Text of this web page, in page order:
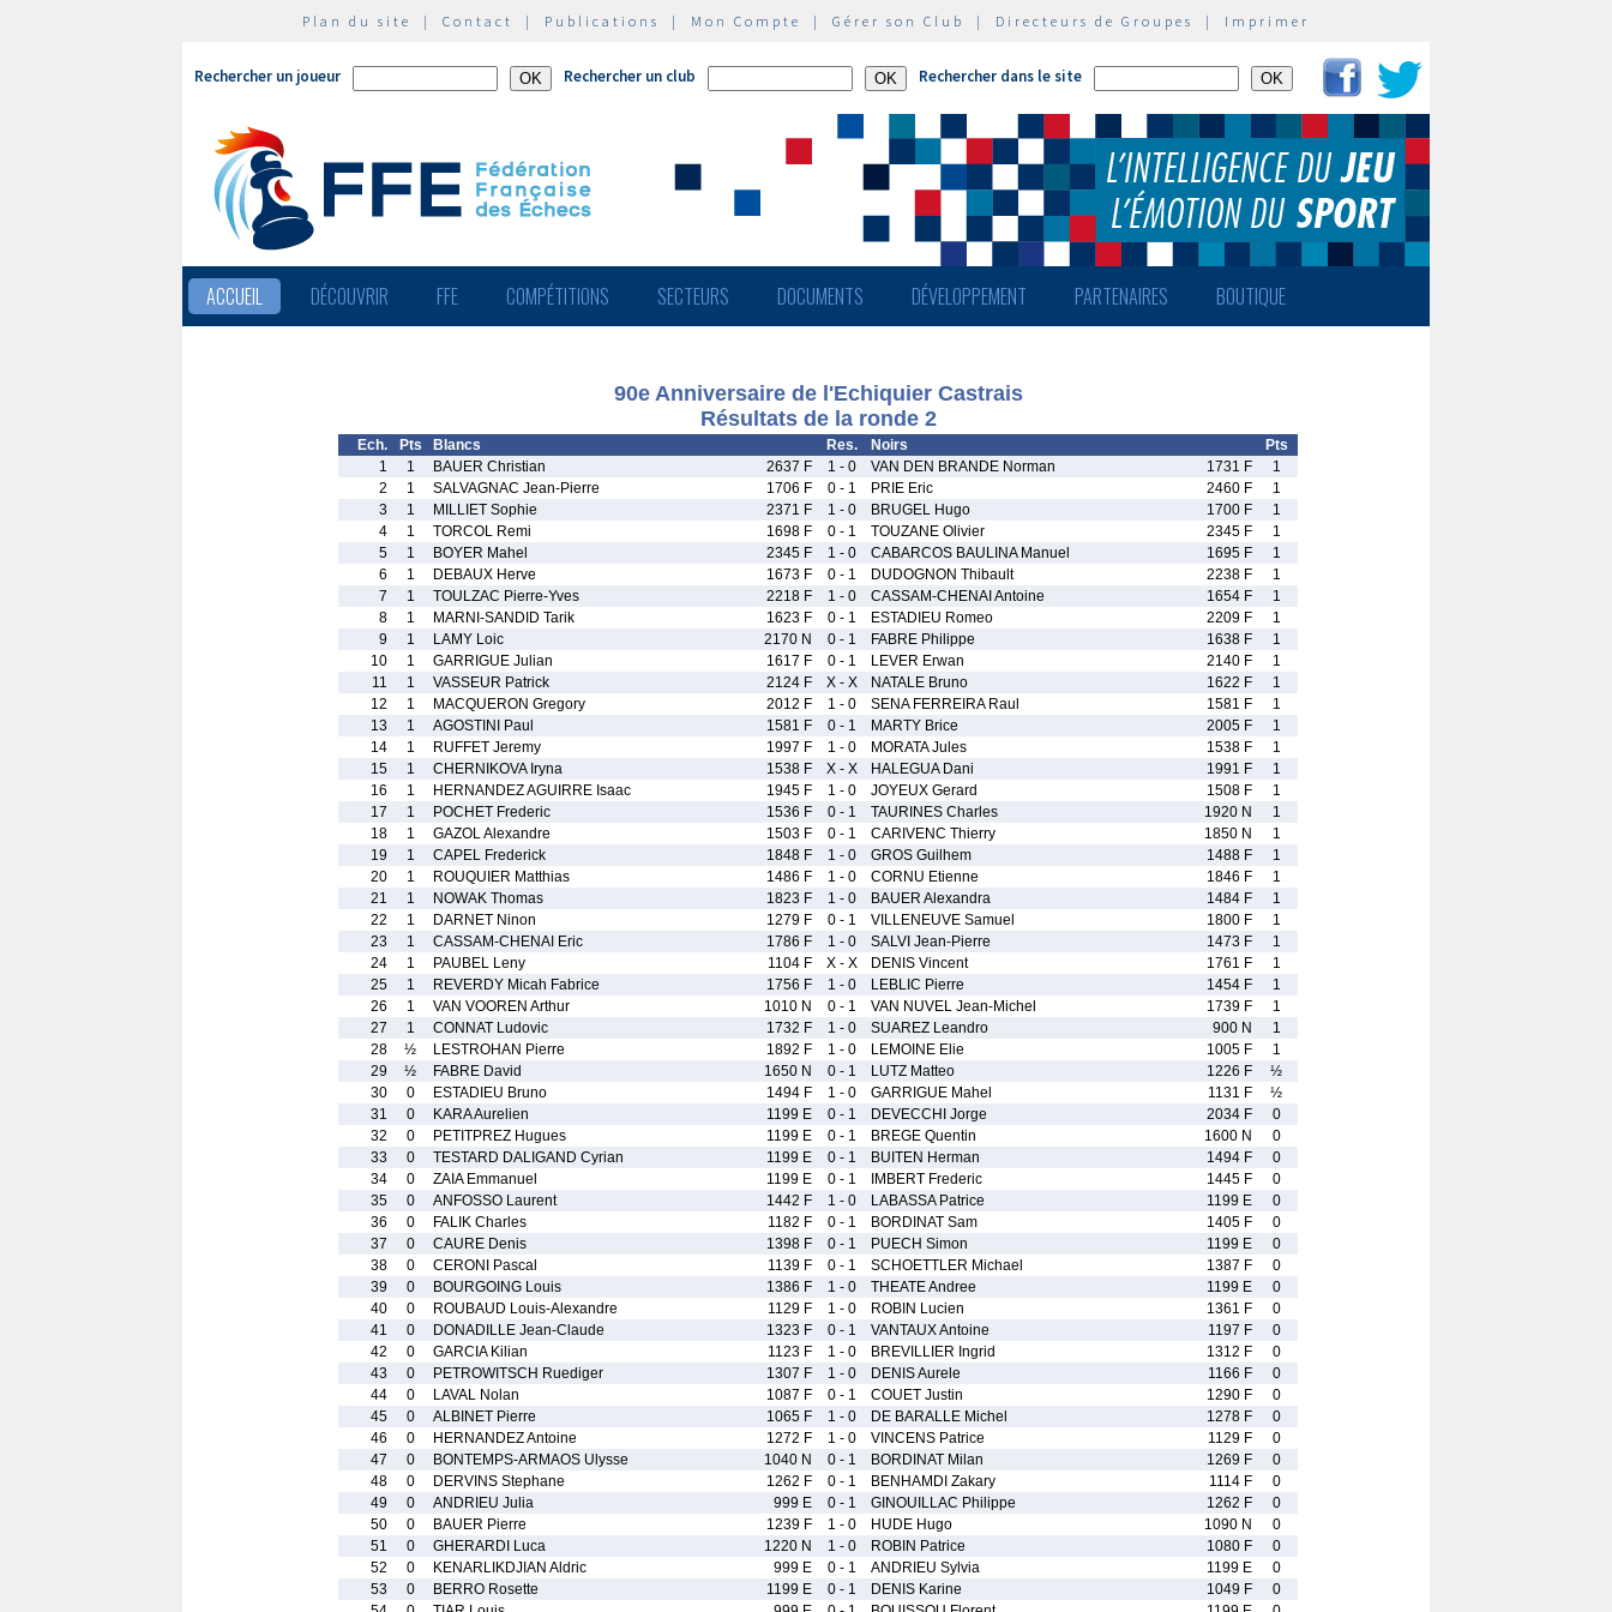
Plan du site | Contact | Publications | Mon Compte | Gérer son Club | Directeurs de Groupes | Imprimer
Rechercher un joueur Rechercher un club Rechercher dans le site
ACCUEIL DÉCOUVRIR FFE COMPÉTITIONS SECTEURS DOCUMENTS DÉVELOPPEMENT PARTENAIRES BOUTIQUE
90e Anniversaire de l'Echiquier Castrais
Résultats de la ronde 2
Ech. Pts Blancs Res. Noirs
Pts
1
1 BAUER Christian 2637 F 1 - 0 VAN DEN BRANDE Norman 1731 F
1
2
1 SALVAGNAC Jean-Pierre 1706 F 0 - 1 PRIE Eric 2460 F
1
3
1 MILLIET Sophie 2371 F 1 - 0 BRUGEL Hugo 1700 F
1
4
1 TORCOL Remi 1698 F 0 - 1 TOUZANE Olivier 2345 F
1
5
1 BOYER Mahel 2345 F 1 - 0 CABARCOS BAULINA Manuel 1695 F
1
6
1 DEBAUX Herve 1673 F 0 - 1 DUDOGNON Thibault 2238 F
1
7
1 TOULZAC Pierre-Yves 2218 F 1 - 0 CASSAM-CHENAI Antoine 1654 F
1
8
1 MARNI-SANDID Tarik 1623 F 0 - 1 ESTADIEU Romeo 2209 F
1
9
1 LAMY Loic 2170 N 0 - 1 FABRE Philippe 1638 F
1
10
1 GARRIGUE Julian 1617 F 0 - 1 LEVER Erwan 2140 F
1
11
1 VASSEUR Patrick 2124 F X - X NATALE Bruno 1622 F
1
12
1 MACQUERON Gregory 2012 F 1 - 0 SENA FERREIRA Raul 1581 F
1
13
1 AGOSTINI Paul 1581 F 0 - 1 MARTY Brice 2005 F
1
14
1 RUFFET Jeremy 1997 F 1 - 0 MORATA Jules 1538 F
1
15
1 CHERNIKOVA Iryna 1538 F X - X HALEGUA Dani 1991 F
1
16
1 HERNANDEZ AGUIRRE Isaac 1945 F 1 - 0 JOYEUX Gerard 1508 F
1
17
1 POCHET Frederic 1536 F 0 - 1 TAURINES Charles 1920 N
1
18
1 GAZOL Alexandre 1503 F 0 - 1 CARIVENC Thierry 1850 N
1
19
1 CAPEL Frederick 1848 F 1 - 0 GROS Guilhem 1488 F
1
20
1 ROUQUIER Matthias 1486 F 1 - 0 CORNU Etienne 1846 F
1
21
1 NOWAK Thomas 1823 F 1 - 0 BAUER Alexandra 1484 F
1
22
1 DARNET Ninon 1279 F 0 - 1 VILLENEUVE Samuel 1800 F
1
23
1 CASSAM-CHENAI Eric 1786 F 1 - 0 SALVI Jean-Pierre 1473 F
1
24
1 PAUBEL Leny 1104 F X - X DENIS Vincent 1761 F
1
25
1 REVERDY Micah Fabrice 1756 F 1 - 0 LEBLIC Pierre 1454 F
1
26
1 VAN VOOREN Arthur 1010 N 0 - 1 VAN NUVEL Jean-Michel 1739 F
1
27
1 CONNAT Ludovic 1732 F 1 - 0 SUAREZ Leandro 900 N
1
28
½ LESTROHAN Pierre 1892 F 1 - 0 LEMOINE Elie 1005 F
1
29
½ FABRE David 1650 N 0 - 1 LUTZ Matteo 1226 F
½
30
0 ESTADIEU Bruno 1494 F 1 - 0 GARRIGUE Mahel 1131 F
½
31
0 KARA Aurelien 1199 E 0 - 1 DEVECCHI Jorge 2034 F
0
32
0 PETITPREZ Hugues 1199 E 0 - 1 BREGE Quentin 1600 N
0
33
0 TESTARD DALIGAND Cyrian 1199 E 0 - 1 BUITEN Herman 1494 F
0
34
0 ZAIA Emmanuel 1199 E 0 - 1 IMBERT Frederic 1445 F
0
35
0 ANFOSSO Laurent 1442 F 1 - 0 LABASSA Patrice 1199 E
0
36
0 FALIK Charles 1182 F 0 - 1 BORDINAT Sam 1405 F
0
37
0 CAURE Denis 1398 F 0 - 1 PUECH Simon 1199 E
0
38
0 CERONI Pascal 1139 F 0 - 1 SCHOETTLER Michael 1387 F
0
39
0 BOURGOING Louis 1386 F 1 - 0 THEATE Andree 1199 E
0
40
0 ROUBAUD Louis-Alexandre 1129 F 1 - 0 ROBIN Lucien 1361 F
0
41
0 DONADILLE Jean-Claude 1323 F 0 - 1 VANTAUX Antoine 1197 F
0
42
0 GARCIA Kilian 1123 F 1 - 0 BREVILLIER Ingrid 1312 F
0
43
0 PETROWITSCH Ruediger 1307 F 1 - 0 DENIS Aurele 1166 F
0
44
0 LAVAL Nolan 1087 F 0 - 1 COUET Justin 1290 F
0
45
0 ALBINET Pierre 1065 F 1 - 0 DE BARALLE Michel 1278 F
0
46
0 HERNANDEZ Antoine 1272 F 1 - 0 VINCENS Patrice 1129 F
0
47
0 BONTEMPS-ARMAOS Ulysse 1040 N 0 - 1 BORDINAT Milan 1269 F
0
48
0 DERVINS Stephane 1262 F 0 - 1 BENHAMDI Zakary 1114 F
0
49
0 ANDRIEU Julia 999 E 0 - 1 GINOUILLAC Philippe 1262 F
0
50
0 BAUER Pierre 1239 F 1 - 0 HUDE Hugo 1090 N
0
51
0 GHERARDI Luca 1220 N 1 - 0 ROBIN Patrice 1080 F
0
52
0 KENARLIKDJIAN Aldric 999 E 0 - 1 ANDRIEU Sylvia 1199 E
0
53
0 BERRO Rosette 1199 E 0 - 1 DENIS Karine 1049 F
0